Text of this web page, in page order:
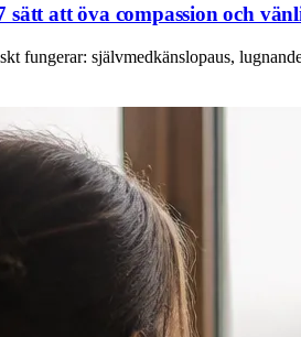
att öva compassion och
fungerar: självmedkänslopaus,